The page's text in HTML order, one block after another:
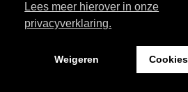
Lees meer hierover in onze
privacyverklaring.
Weigeren
Contact Vacatures ANBI
Digitale